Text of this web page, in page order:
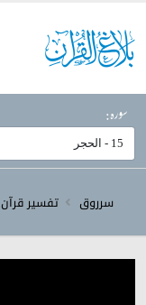
سورہ:
سرروق تفسیر قرآن